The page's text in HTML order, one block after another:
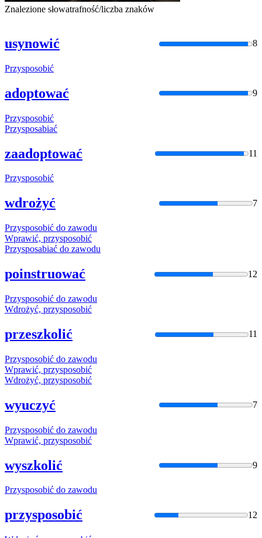
Znalezione słowatrafność/liczba znaków
usynowić 8
Przysposobić
adoptować 9
Przysposobić
Przysposabiać
zaadoptować 11
Przysposobić
wdrożyć 7
Przysposobić do zawodu
Wprawić, przysposobić
Przysposabiać do zawodu
poinstruować 12
Przysposobić do zawodu
Wdrożyć, przysposobić
przeszkolić 11
Przysposobić do zawodu
Wprawić, przysposobić
Wdrożyć, przysposobić
wyuczyć 7
Przysposobić do zawodu
Wprawić, przysposobić
wyszkolić 9
Przysposobić do zawodu
przysposobić 12